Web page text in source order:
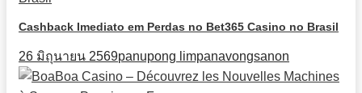
Cashback Imediato em Perdas no Bet365 Casino no Brasil
26 มิถุนายน 2569panupong limpanavongsanon